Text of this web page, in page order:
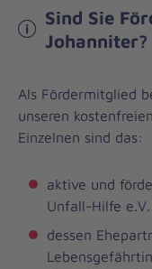
Sind Sie
Johanniter?
Als Fördermitglied
unseren
Einzelnen sind das:
aktive und
Unfall-Hilfe e.V.
dessen